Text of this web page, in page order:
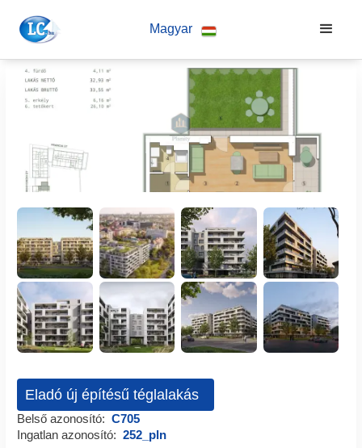
Magyar
Eladó új építésű téglalakás
Belső azonosító: C705
Ingatlan azonosító: 252_pln